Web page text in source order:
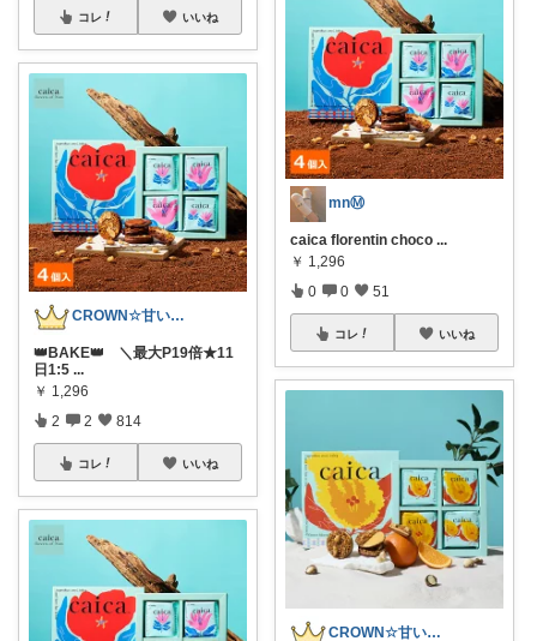
コレ いいね
CROWN☆甘いものをメインに紹介☆
👑BAKE👑 ＼最大P19倍★11
日1:5 ...
￥ 1,296
2 2 814
コレ いいね
mnⓂ︎
caica florentin choco ...
￥ 1,296
0 0 51
コレ いいね
CROWN☆甘いものをメインに紹介☆